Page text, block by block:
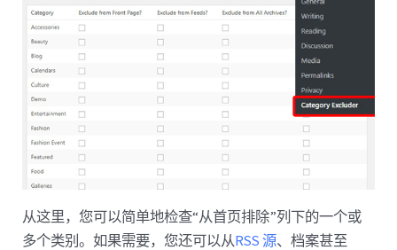
从这里，您可以简单地检查“从首页排除”列下的一个或
多个类别。如果需要，您还可以从RSS 源、档案甚至